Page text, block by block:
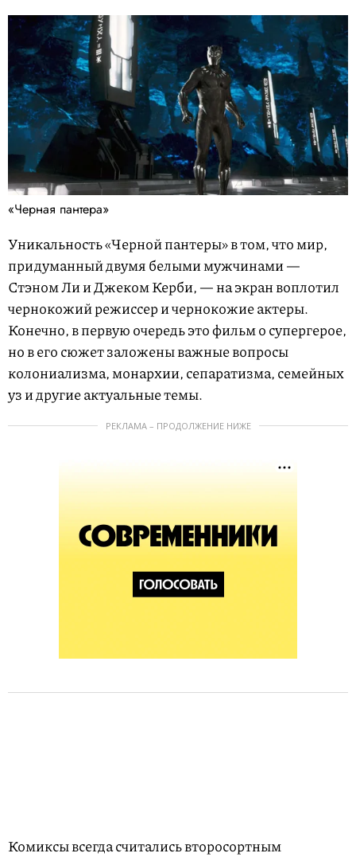
«Черная пантера»
Уникальность «Черной пантеры» в том, что мир,
придуманный двумя белыми мужчинами —
Стэном Ли и Джеком Керби, — на экран воплотил
чернокожий режиссер и чернокожие актеры.
Конечно, в первую очередь это фильм о супергерое,
но в его сюжет заложены важные вопросы
колониализма, монархии, сепаратизма, семейных
уз и другие актуальные темы.
РЕКЛАМА – ПРОДОЛЖЕНИЕ НИЖЕ
Комиксы всегда считались второсортным